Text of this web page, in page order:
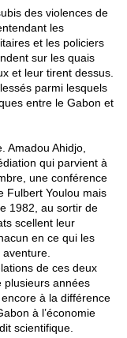
des violences de
les
et les policiers
sur les quais
et leur tirent dessus.
parmi lesquels
entre le Gabon et
Amadou Ahidjo,
qui parvient à
une conférence
Fulbert Youlou mais
1982, au sortir de
scellent leur
en ce qui les
de ces deux
plusieurs années
à la différence
à l’économie
scientifique.